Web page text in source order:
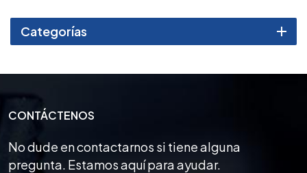
impecable, mejorando la
calidad y confiabilidad de
Categorías
CONTÁCTENOS
No dude en contactarnos si tiene alguna
pregunta. Estamos aquí para ayudar.